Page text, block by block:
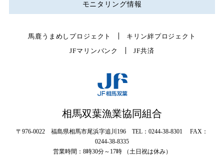
モニタリング情報
馬鹿うまめしプロジェクト
キリン絆プロジェクト
JFマリンバンク
JF共済
相馬双葉漁業協同組合
〒976-0022 福島県相馬市尾浜字追川196 TEL：0244-38-8301 FAX：
0244-38-8335
営業時間：8時30分～17時 （土日祝は休み）